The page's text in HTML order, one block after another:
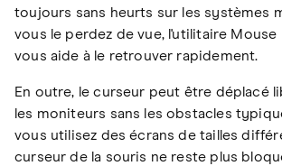
toujours sans heurts sur les systèmes
vous le perdez de vue, l'utilitaire
vous aide à le retrouver rapidement.
En outre, le curseur peut être déplacé
les moniteurs sans les obstacles
vous utilisez des écrans de tailles
curseur de la souris ne reste plus